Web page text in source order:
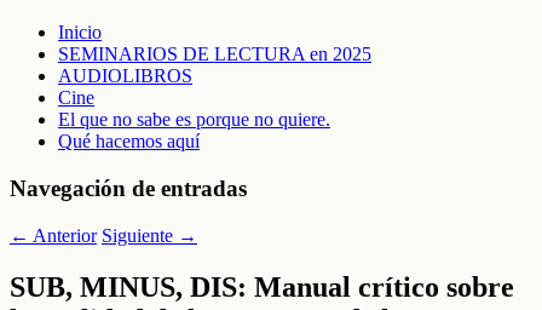
Inicio
SEMINARIOS DE LECTURA en 2025
AUDIOLIBROS
Cine
El que no sabe es porque no quiere.
Qué hacemos aquí
Navegación de entradas
← Anterior Siguiente →
SUB, MINUS, DIS: Manual crítico sobre